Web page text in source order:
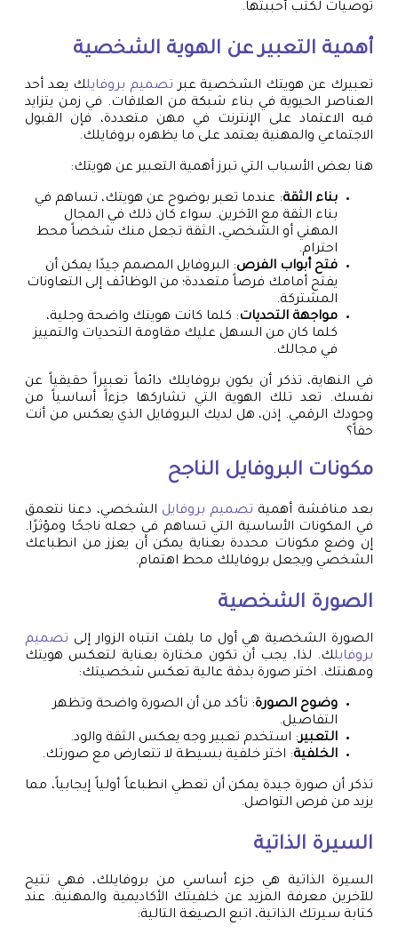
توصيات لكتب أحببتها.
أهمية التعبير عن الهوية الشخصية
تعبيرك عن هويتك الشخصية عبر تصميم بروفايلك يعد أحد
العناصر الحيوية في بناء شبكة من العلاقات. في زمن يتزايد
فيه الاعتماد على الإنترنت في مهن متعددة، فإن القبول
الاجتماعي والمهنية يعتمد على ما يظهره بروفايلك.
هنا بعض الأسباب التي تبرز أهمية التعبير عن هويتك:
بناء الثقة: عندما تعبر بوضوح عن هويتك، تساهم في
بناء الثقة مع الآخرين. سواء كان ذلك في المجال
المهني أو الشخصي، الثقة تجعل منك شخصاً محط
احترام.
فتح أبواب الفرص: البروفايل المصمم جيدًا يمكن أن
يفتح أمامك فرصاً متعددة؛ من الوظائف إلى التعاونات
المشتركة.
مواجهة التحديات: كلما كانت هويتك واضحة وجلية،
كلما كان من السهل عليك مقاومة التحديات والتمييز
في مجالك.
في النهاية، تذكر أن يكون بروفايلك دائماً تعبيراً حقيقياً عن
نفسك. تعد تلك الهوية التي تشاركها جزءاً أساسياً من
وجودك الرقمي. إذن، هل لديك البروفايل الذي يعكس من أنت
حقاً؟
مكونات البروفايل الناجح
بعد مناقشة أهمية تصميم بروفايل الشخصي، دعنا نتعمق
في المكونات الأساسية التي تساهم في جعله ناجحًا ومؤثرًا.
إن وضع مكونات محددة بعناية يمكن أن يعزز من انطباعك
الشخصي ويجعل بروفايلك محط اهتمام.
الصورة الشخصية
الصورة الشخصية هي أول ما يلفت انتباه الزوار إلى تصميم
بروفايلك. لذا، يجب أن تكون مختارة بعناية لتعكس هويتك
ومهنتك. اختر صورة بدقة عالية تعكس شخصيتك:
وضوح الصورة: تأكد من أن الصورة واضحة وتظهر
التفاصيل.
التعبير: استخدم تعبير وجه يعكس الثقة والود.
الخلفية: اختر خلفية بسيطة لا تتعارض مع صورتك.
تذكر أن صورة جيدة يمكن أن تعطي انطباعاً أولياً إيجابياً، مما
يزيد من فرص التواصل.
السيرة الذاتية
السيرة الذاتية هي جزء أساسي من بروفايلك، فهي تتيح
للآخرين معرفة المزيد عن خلفيتك الأكاديمية والمهنية. عند
كتابة سيرتك الذاتية، اتبع الصيغة التالية: